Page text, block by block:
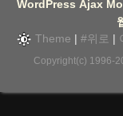
WordPress Ajax
Theme | #위로 |
Copyright(c) 1996-